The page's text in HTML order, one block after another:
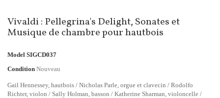
Vivaldi : Pellegrina's Delight, Sonates et
Musique de chambre pour hautbois
Model SIGCD037
Condition Nouveau
Gail Hennessey, hautbois / Nicholas Parle, orgue et clavecin / Rodolfo
Richter, violon / Sally Holman, basson / Katherine Sharman, violoncelle /